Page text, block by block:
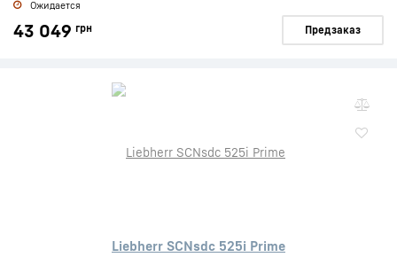
Ожидается
43 049 грн Предзаказ
Liebherr SCNsdc 525i Prime